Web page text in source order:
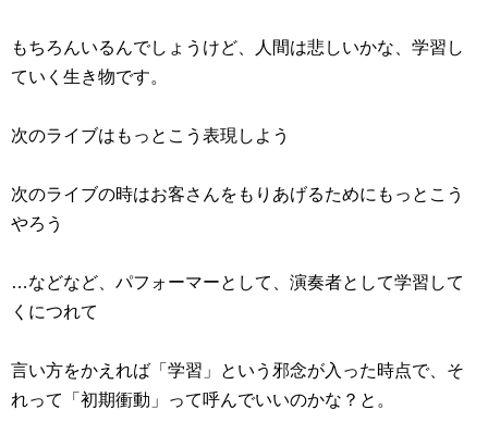
もちろんいるんでしょうけど、人間は悲しいかな、学習し
ていく生き物です。
次のライブはもっとこう表現しよう
次のライブの時はお客さんをもりあげるためにもっとこう
やろう
…などなど、パフォーマーとして、演奏者として学習して
くにつれて
言い方をかえれば「学習」という邪念が入った時点で、そ
れって「初期衝動」って呼んでいいのかな？と。